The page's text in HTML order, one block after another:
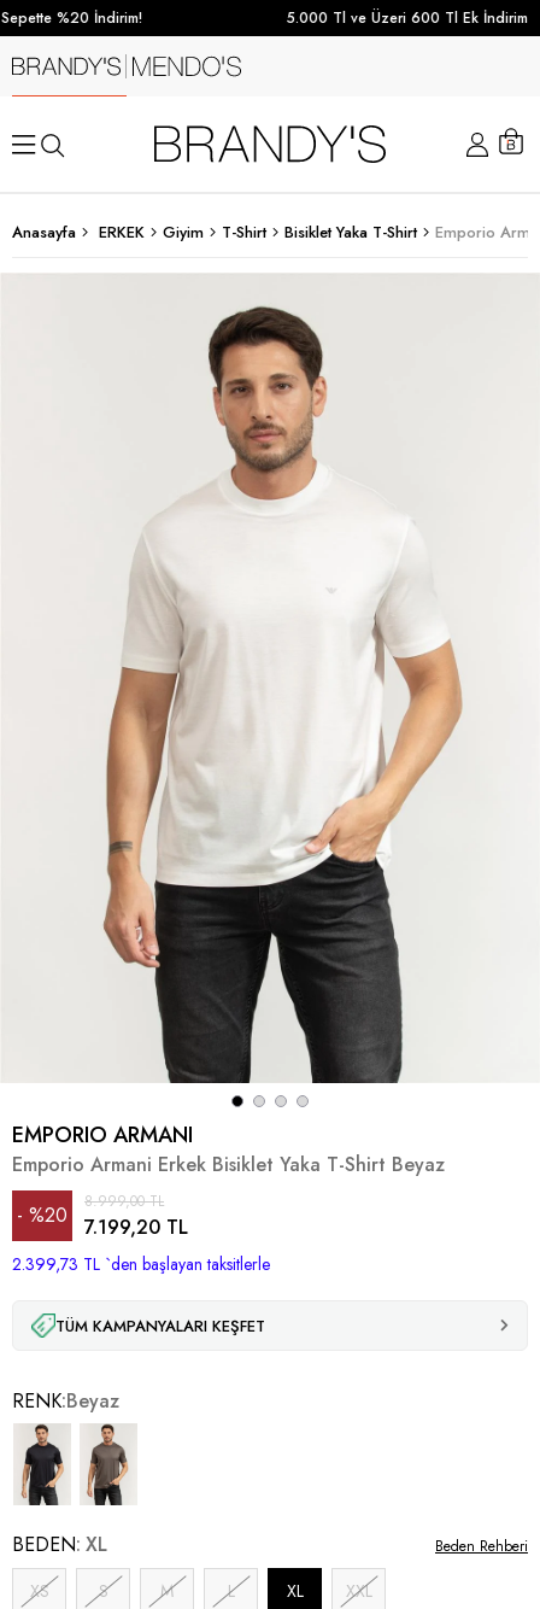
%20 İndirim! 5.000 Tl ve Üzeri 600 Tl Ek İndirim
Anasayfa ERKEK Giyim T-Shirt Bisiklet Yaka T-Shirt Emporio
EMPORIO ARMANI
Emporio Armani Erkek Bisiklet Yaka T-Shirt Beyaz
%20
İndirim
8.999,00 TL
7.199,20 TL
2.399,73 TL `den başlayan taksitlerle
TÜM KAMPANYALARI KEŞFET
RENK Beyaz
BEDEN XL
XS S M L XL XXL
Beden Rehberi